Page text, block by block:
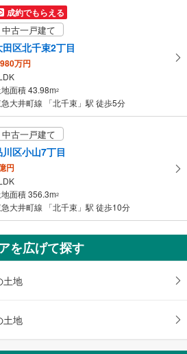
成約でもらえる
中古一戸建て
田区北千束2丁目
万円
地面積 43.98m2
大井町線 「北千束」駅 徒歩5分
中古一戸建て
川区小山7丁目
円
地面積 356.3m2
大井町線 「北千束」駅 徒歩10分
を広げて探す
土地
土地